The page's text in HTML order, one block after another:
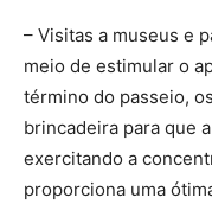
– Visitas a museus e
meio de estimular o
término do passeio,
brincadeira para que
exercitando a
proporciona uma